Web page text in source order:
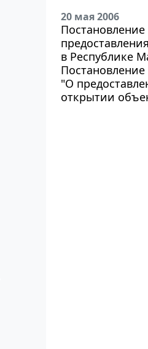
20 мая 2006
в Республике
"О
открытии